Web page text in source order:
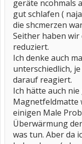
geräte ncohmals
gut schlafen (
die shcmerzen
Seither haben
reduziert.
Ich denke auch
unterschiedlich,
darauf reagiert.
Ich hätte auch nie
Magnetfeldmatte
einigen Male
Überwärmung
was tun. Aber da